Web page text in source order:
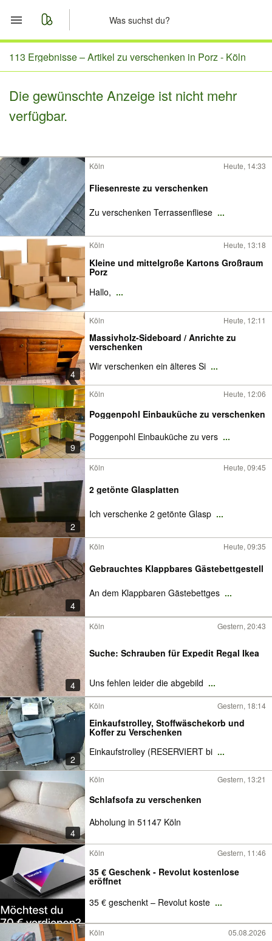
Start
Nachrichten
113 Ergebnisse –Artikel zu verschenken in Porz - Köln
Die gewünschte Anzeige ist nicht mehr
verfügbar.
Köln Heute, 14:33
Fliesenreste zu verschenken
Zu verschenken Terrassenfliese ...
Köln Heute, 13:18
Kleine und mittelgroße Kartons Großraum
Porz
Hallo, ...
4
Köln Heute, 12:11
Massivholz-Sideboard / Anrichte zu
verschenken
Wir verschenken ein älteres Si ...
9
Köln Heute, 12:06
Poggenpohl Einbauküche zu verschenken
Poggenpohl Einbauküche zu vers ...
2
Köln Heute, 09:45
2 getönte Glasplatten
Ich verschenke 2 getönte Glasp ...
4
Köln Heute, 09:35
Gebrauchtes Klappbares Gästebettgestell
An dem Klappbaren Gästebettges ...
4
Köln Gestern, 20:43
Suche: Schrauben für Expedit Regal Ikea
Uns fehlen leider die abgebild ...
2
Köln Gestern, 18:14
Einkaufstrolley, Stoffwäschekorb und
Koffer zu Verschenken
Einkaufstrolley (RESERVIERT bi ...
4
Köln Gestern, 13:21
Schlafsofa zu verschenken
Abholung in 51147 Köln
Köln Gestern, 11:46
35 € Geschenk - Revolut kostenlose
eröffnet
35 € geschenkt – Revolut koste ...
Köln 05.08.2026